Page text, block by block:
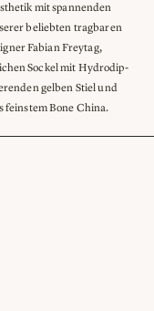
mit spannenden
beliebten tragbaren
Fabian Freytag,
Sockel mit Hydrodip-
gelben Stiel und
feinstem Bone China.